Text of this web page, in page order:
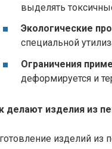
выделять
Экологические
специальной
Ограничения
деформируется и
делают изделия из
изделий из